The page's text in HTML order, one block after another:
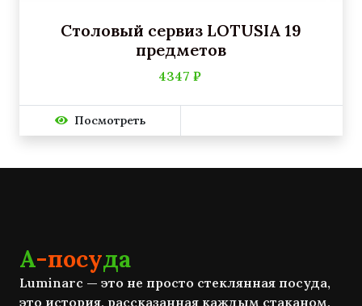
Столовый сервиз LOTUSIA 19
предметов
4347 ₽
Посмотреть
А-посуда
Luminarc — это не просто стеклянная посуда,
это история, рассказанная каждым стаканом,